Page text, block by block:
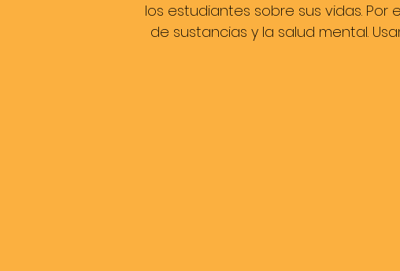
los estudiantes sobre sus vidas.
de sustancias y la salud mental.